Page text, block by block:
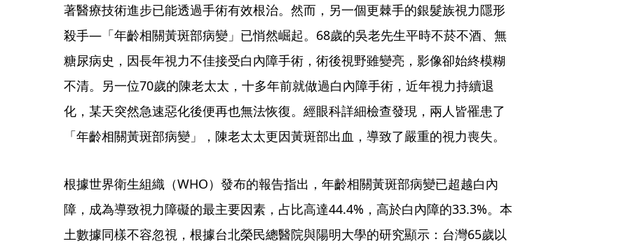
著醫療技術進步已能透過手術有效根治。然而，另一個更棘手的銀髮族視力隱形
殺手—「年齡相關黃斑部病變」已悄然崛起。68歲的吳老先生平時不菸不酒、無
糖尿病史，因長年視力不佳接受白內障手術，術後視野雖變亮，影像卻始終模糊
不清。另一位70歲的陳老太太，十多年前就做過白內障手術，近年視力持續退
化，某天突然急速惡化後便再也無法恢復。經眼科詳細檢查發現，兩人皆罹患了
「年齡相關黃斑部病變」，陳老太太更因黃斑部出血，導致了嚴重的視力喪失。
根據世界衛生組織（WHO）發布的報告指出，年齡相關黃斑部病變已超越白內
障，成為導致視力障礙的最主要因素，占比高達44.4%，高於白內障的33.3%。本
土數據同樣不容忽視，根據台北榮民總醫院與陽明大學的研究顯示：台灣65歲以